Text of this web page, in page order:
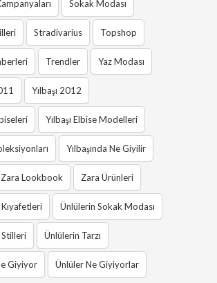
Sokak Modası
Stradivarius Topshop
Trendler Yaz Modası
Yılbaşı 2012
Yılbaşı Elbise Modelleri
Yılbaşında Ne Giyilir
Zara Lookbook Zara Ürünleri
Ünlülerin Sokak Modası
Ünlülerin Tarzı
Giyiyor Ünlüler Ne Giyiyorlar